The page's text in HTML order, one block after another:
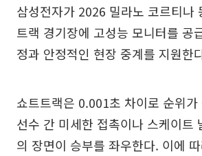
삼성전자가 2026 밀라노 코르티나
트랙 경기장에 고성능 모니터를 공
정과 안정적인 현장 중계를 지원한
쇼트트랙은 0.001초 차이로 순위
선수 간 미세한 접촉이나 스케이트
의 장면이 승부를 좌우한다. 이에